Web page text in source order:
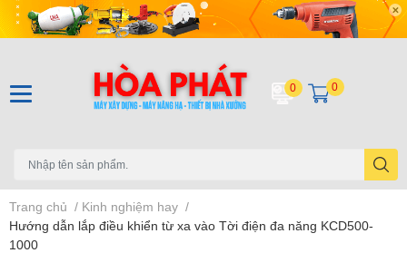
0 0
Trang chủ / Kinh nghiệm hay /
Hướng dẫn lắp điều khiển từ xa vào Tời điện đa năng KCD500-
1000